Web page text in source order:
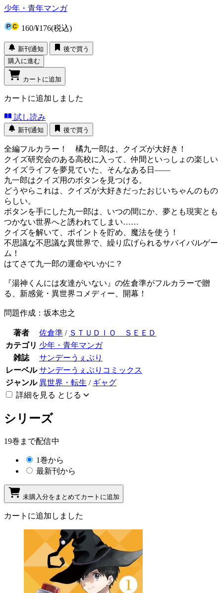
少年・青年マンガ
160/¥176(税込)
新刊通知
後で買う
購入に進む
カートに追加
カートに追加しました
試し読み
新刊通知 後で買う
全編フルカラー！ 橘九一郎は、クイズが大好き！
クイズ研究会のある高校に入って、仲間といっしょの楽しい
クイズライフを夢見ていた、そんなある日――
九一郎はクイズ用のボタンを見つける。
どうやらこれは、クイズが大好きだったおじいちゃんのもの
らしい。
ボタンを手にした九一郎は、いつの間にか、夢とも現実とも
つかない世界へと誘われてしまい……
クイズを解いて、ポイントを貯め、魔法を使う！
不思議な不思議な異世界で、繰り広げられるサバイバルゲー
ム！
はてさて九一郎の運命やいかに？
『湯神くんには友達がいない』の佐倉準がフルカラーで贈
る、新感覚・異世界コメディー、開幕！
問題作成：坂本忠之
著者 佐倉準 / ＳＴＵＤＩＯ ＳＥＥＤ
カテゴリ 少年・青年マンガ
雑誌
サンデーうぇぶり
レーベル サンデーうぇぶりコミックス
ジャンル 異世界・転生 / ギャグ
詳細を見る とじる
シリーズ
19巻まで配信中
1巻から
最新刊から
未購入分をまとめてカートに追加
カートに追加しました